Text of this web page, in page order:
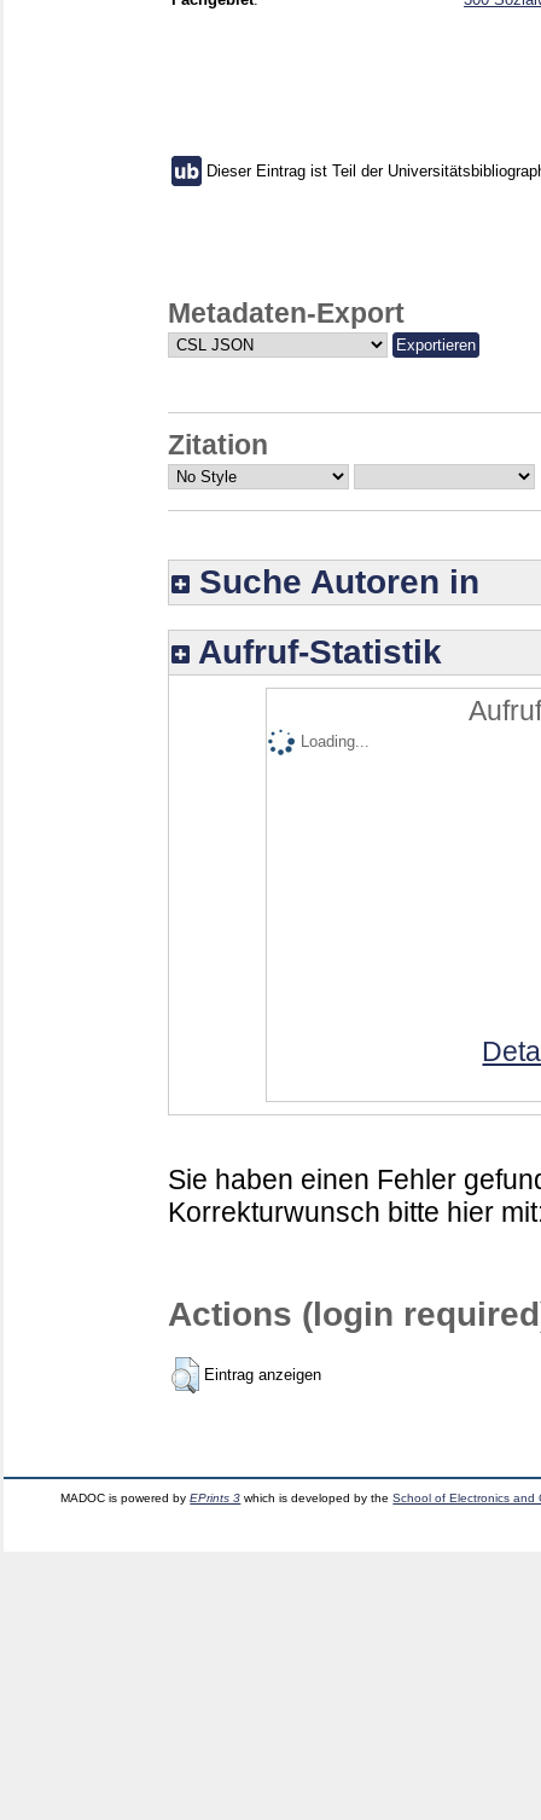
Dieser Eintrag ist Teil der
Metadaten-Export
Zitation
Suche Autoren in
Aufruf-Statistik
Loading...
Sie haben einen Fehler
Korrekturwunsch bitte hier
Actions (login
Eintrag anzeigen
MADOC is powered byEPrints 3 which is developed by theSchool of Electronics and